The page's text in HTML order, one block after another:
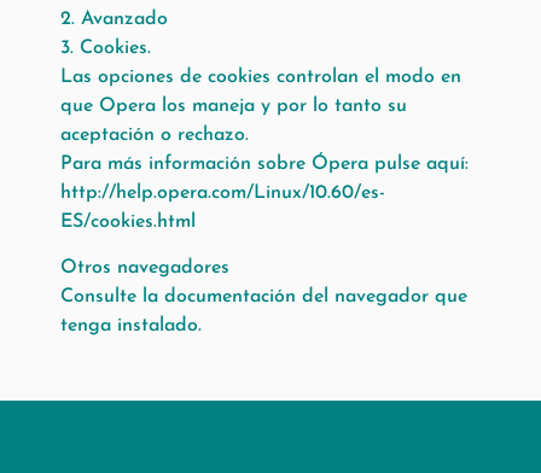
2. Avanzado
3. Cookies.
Las opciones de cookies controlan el modo en
que Opera los maneja y por lo tanto su
aceptación o rechazo.
Para más información sobre Ópera pulse aquí:
http://help.opera.com/Linux/10.60/es-
ES/cookies.html
Otros navegadores
Consulte la documentación del navegador que
tenga instalado.